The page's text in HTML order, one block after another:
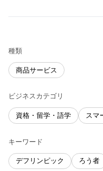
種類
商品サービス
ビジネスカテゴリ
資格・留学・語学 スマ
キーワード
デフリンピック ろう者